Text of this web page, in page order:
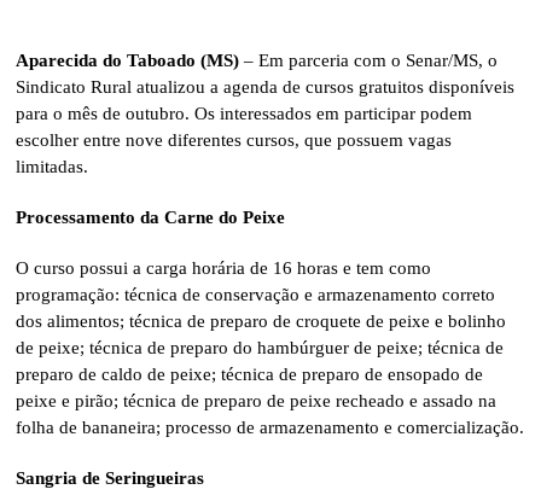
Aparecida do Taboado (MS) – Em parceria com o Senar/MS, o
Sindicato Rural atualizou a agenda de cursos gratuitos disponíveis
para o mês de outubro. Os interessados em participar podem
escolher entre nove diferentes cursos, que possuem vagas
limitadas.
Processamento da Carne do Peixe
O curso possui a carga horária de 16 horas e tem como
programação: técnica de conservação e armazenamento correto
dos alimentos; técnica de preparo de croquete de peixe e bolinho
de peixe; técnica de preparo do hambúrguer de peixe; técnica de
preparo de caldo de peixe; técnica de preparo de ensopado de
peixe e pirão; técnica de preparo de peixe recheado e assado na
folha de bananeira; processo de armazenamento e comercialização.
Sangria de Seringueiras